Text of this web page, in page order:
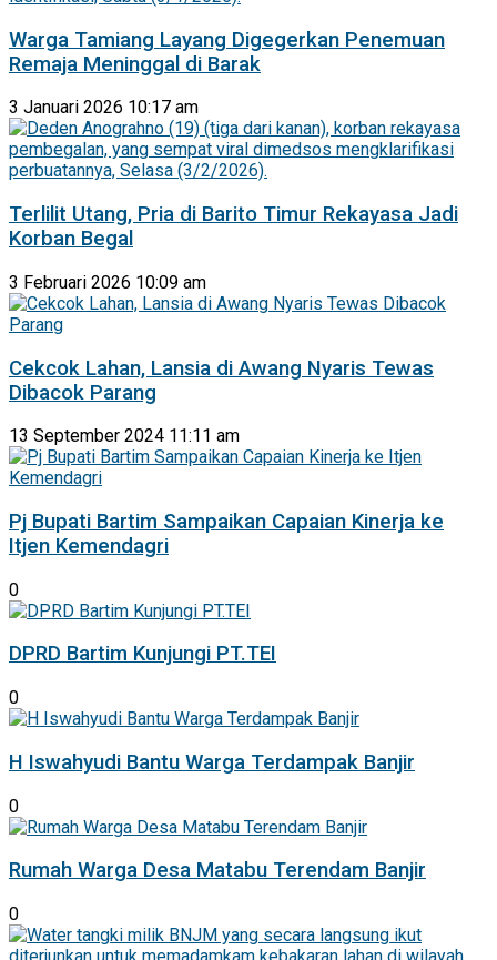
Warga Tamiang Layang Digegerkan Penemuan
Remaja Meninggal di Barak
3 Januari 2026 10:17 am
Terlilit Utang, Pria di Barito Timur Rekayasa Jadi
Korban Begal
3 Februari 2026 10:09 am
Cekcok Lahan, Lansia di Awang Nyaris Tewas
Dibacok Parang
13 September 2024 11:11 am
Pj Bupati Bartim Sampaikan Capaian Kinerja ke
Itjen Kemendagri
0
DPRD Bartim Kunjungi PT.TEI
0
H Iswahyudi Bantu Warga Terdampak Banjir
0
Rumah Warga Desa Matabu Terendam Banjir
0